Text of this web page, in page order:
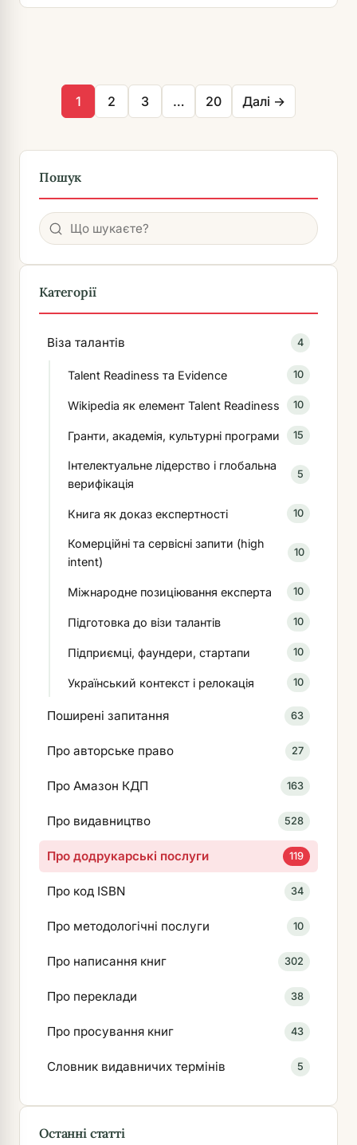
записів
1 2 3 … 20 Далі →
Пошук
Пошук
Категорії
Віза талантів 4
Talent Readiness та Evidence 10
Wikipedia як елемент Talent Readiness 10
Гранти, академія, культурні програми 15
Інтелектуальне лідерство і глобальна
верифікація
5
Книга як доказ експертності 10
Комерційні та сервісні запити (high
intent)
10
Міжнародне позиціювання експерта 10
Підготовка до візи талантів 10
Підприємці, фаундери, стартапи 10
Український контекст і релокація 10
Поширені запитання 63
Про авторське право 27
Про Амазон КДП 163
Про видавництво 528
Про додрукарські послуги 119
Про код ISBN 34
Про методологічні послуги 10
Про написання книг 302
Про переклади 38
Про просування книг 43
Словник видавничих термінів 5
Останні статті